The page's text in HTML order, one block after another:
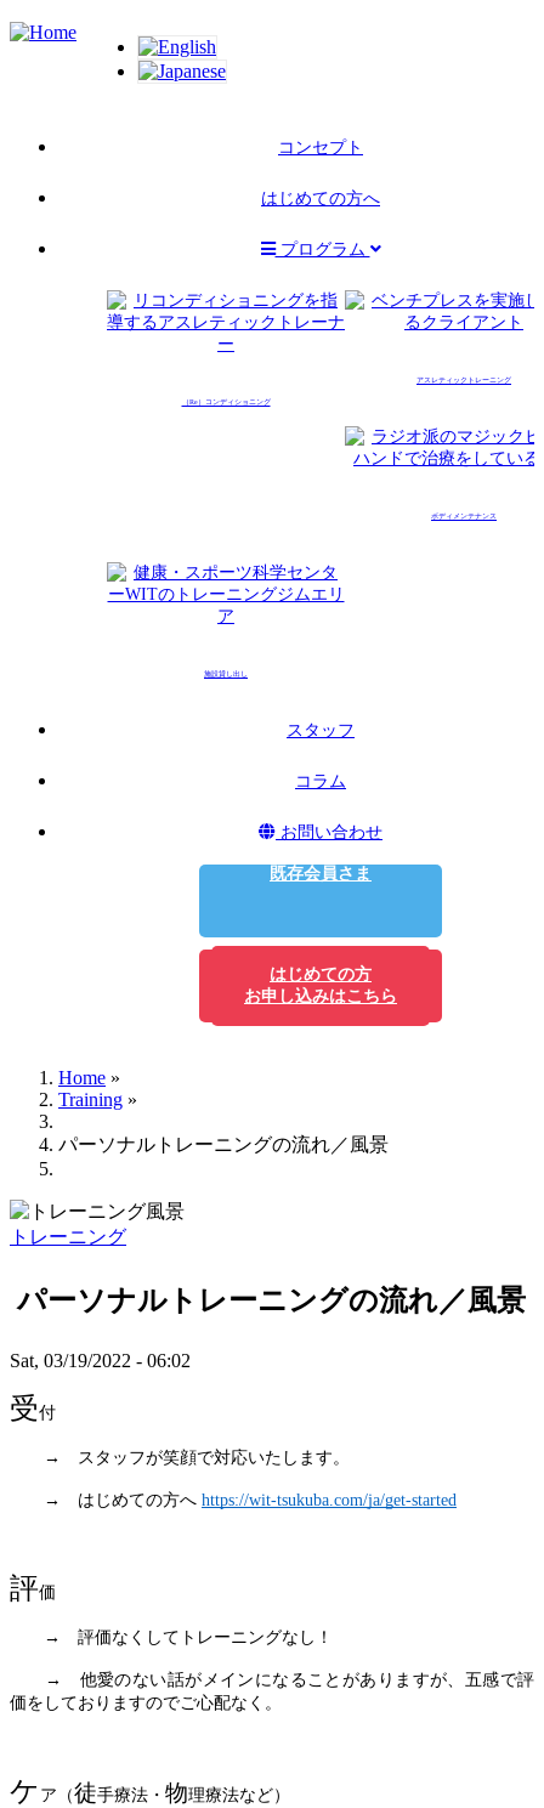
Skip
to
Main
コンセプト
はじめての方へ
プログラム
（Re）コンディショニング
アスレティックトレーニング
ボディメンテナンス
施設貸し出し
スタッフ
コラム
お問い合わせ
既存会員さま
はじめての方
Breadcrumb
Home »
Training »
パーソナルトレーニングの流れ／風景
トレーニング
パーソナルトレーニングの流れ／風景
Sat, 03/19/2022 - 06:02
受付
→　スタッフが笑顔で対応いたします。
→　はじめての方へ https://wit-tsukuba.com/ja/get-started
評価
→　評価なくしてトレーニングなし！
→　他愛のない話がメインになることがありますが、五感で評
価をしておりますのでご心配なく。
ケ ア（徒手療法・ 物理療法など）